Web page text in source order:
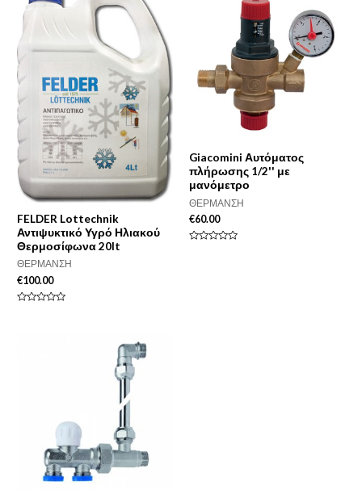
FELDER Lottechnik
Αντιψυκτικό Υγρό Ηλιακού
Θερμοσίφωνα 20lt
ΘΕΡΜΑΝΣΗ
€100.00
Giacomini Αυτόματος
πλήρωσης 1/2'' με
μανόμετρο
ΘΕΡΜΑΝΣΗ
€60.00